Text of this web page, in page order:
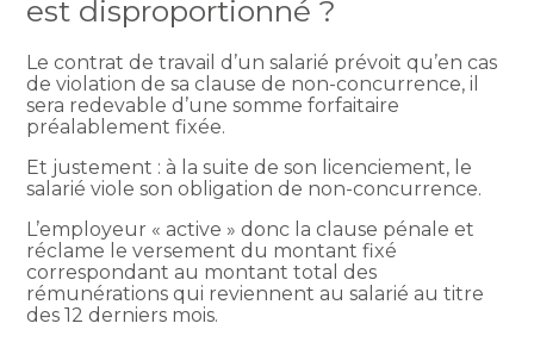
est disproportionné ?
Le contrat de travail d’un salarié prévoit qu’en cas
de violation de sa clause de non-concurrence, il
sera redevable d’une somme forfaitaire
préalablement fixée.
Et justement : à la suite de son licenciement, le
salarié viole son obligation de non-concurrence.
L’employeur « active » donc la clause pénale et
réclame le versement du montant fixé
correspondant au montant total des
rémunérations qui reviennent au salarié au titre
des 12 derniers mois.